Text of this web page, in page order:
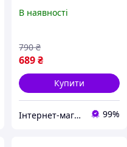
колбою для
600 мл Olens 102-1200
В наявності
689₴
790 ₴
Купити
Інтернет-магазин TopPosud 99%